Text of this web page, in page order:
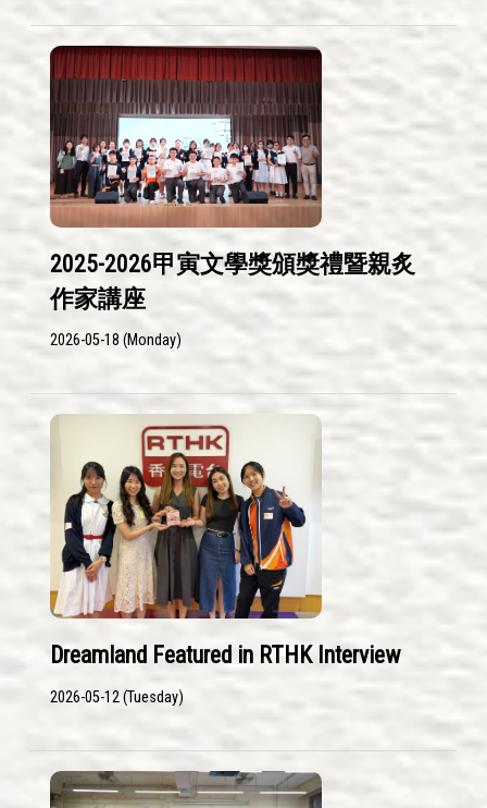
2025-2026甲寅文學獎頒獎禮暨親炙
作家講座
2026-05-18 (Monday)
Dreamland Featured in RTHK Interview
2026-05-12 (Tuesday)